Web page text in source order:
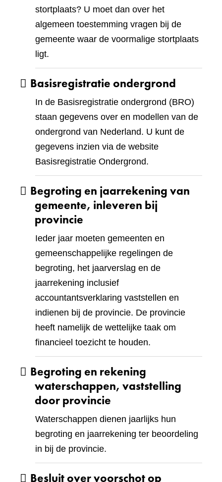
stortplaats? U moet dan over het
algemeen toestemming vragen bij de
gemeente waar de voormalige stortplaats
ligt.
Basisregistratie ondergrond
In de Basisregistratie ondergrond (BRO)
staan gegevens over en modellen van de
ondergrond van Nederland. U kunt de
gegevens inzien via de website
Basisregistratie Ondergrond.
Begroting en jaarrekening van
gemeente, inleveren bij
provincie
Ieder jaar moeten gemeenten en
gemeenschappelijke regelingen de
begroting, het jaarverslag en de
jaarrekening inclusief
accountantsverklaring vaststellen en
indienen bij de provincie. De provincie
heeft namelijk de wettelijke taak om
financieel toezicht te houden.
Begroting en rekening
waterschappen, vaststelling
door provincie
Waterschappen dienen jaarlijks hun
begroting en jaarrekening ter beoordeling
in bij de provincie.
Besluit over voorschot op